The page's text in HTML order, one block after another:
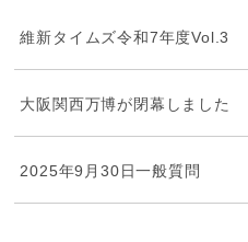
維新タイムズ令和7年度Vol.3
大阪関西万博が閉幕しました
2025年9月30日一般質問